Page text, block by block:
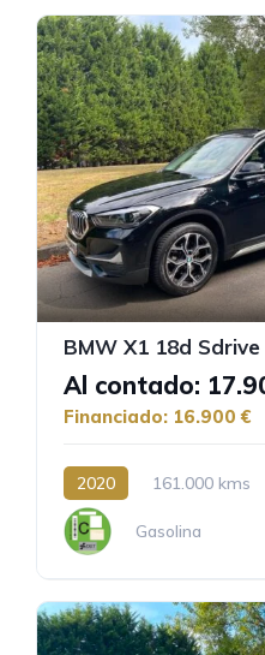
BMW X1 18d Sdrive
Al contado:
Financiado: 16.900 €
2020 161.000 kms
Gasolina